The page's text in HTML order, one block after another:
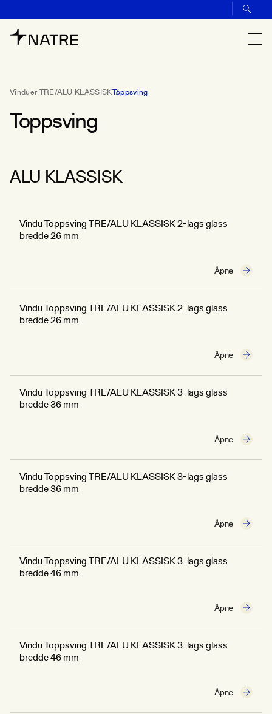
Vinduer TRE/ALU KLASSISKToppsving
Toppsving
ALU KLASSISK
Vindu Toppsving TRE/ALU KLASSISK 2-lags glass
bredde 26 mm
Åpne
Vindu Toppsving TRE/ALU KLASSISK 2-lags glass
bredde 26 mm
Åpne
Vindu Toppsving TRE/ALU KLASSISK 3-lags glass
bredde 36 mm
Åpne
Vindu Toppsving TRE/ALU KLASSISK 3-lags glass
bredde 36 mm
Åpne
Vindu Toppsving TRE/ALU KLASSISK 3-lags glass
bredde 46 mm
Åpne
Vindu Toppsving TRE/ALU KLASSISK 3-lags glass
bredde 46 mm
Åpne